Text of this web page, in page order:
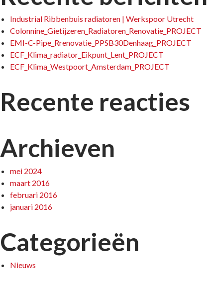
Industrial Ribbenbuis radiatoren | Werkspoor Utrecht
Colonnine_Gietijzeren_Radiatoren_Renovatie_PROJECT
EMI-C-Pipe_Rrenovatie_PPSB30Denhaag_PROJECT
ECF_Klima_radiator_Eikpunt_Lent_PROJECT
ECF_Klima_Westpoort_Amsterdam_PROJECT
Recente reacties
Archieven
mei 2024
maart 2016
februari 2016
januari 2016
Categorieën
Nieuws